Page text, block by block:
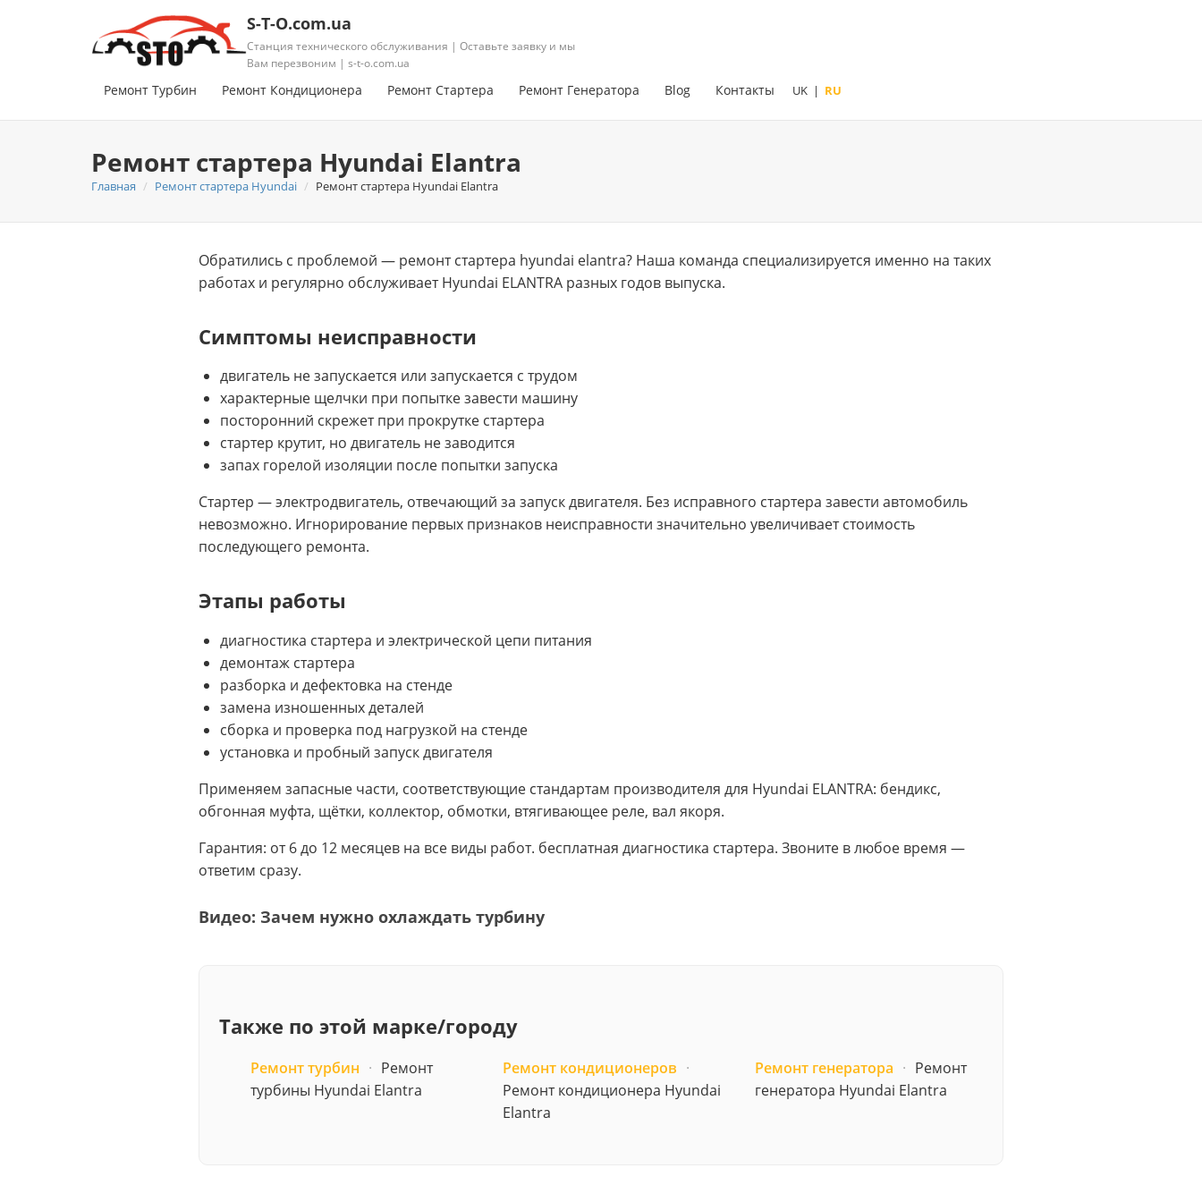
S-T-O.com.ua
Станция технического обслуживания | Оставьте заявку и мы
Вам перезвоним | s-t-o.com.ua
Ремонт Турбин Ремонт Кондиционера Ремонт Стартера Ремонт Генератора Blog Контакты UK | RU
Ремонт стартера Hyundai Elantra
Главная Ремонт стартера Hyundai Ремонт стартера Hyundai Elantra
Обратились с проблемой — ремонт стартера hyundai elantra? Нашa команда специализируется именно на таких
работах и регулярно обслуживает Hyundai ELANTRA разных годов выпуска.
Симптомы неисправности
двигатель не запускается или запускается с трудом
характерные щелчки при попытке завести машину
посторонний скрежет при прокрутке стартера
стартер крутит, но двигатель не заводится
запах горелой изоляции после попытки запуска
Стартер — электродвигатель, отвечающий за запуск двигателя. Без исправного стартера завести автомобиль
невозможно. Игнорирование первых признаков неисправности значительно увеличивает стоимость
последующего ремонта.
Этапы работы
диагностика стартера и электрической цепи питания
демонтаж стартера
разборка и дефектовка на стенде
замена изношенных деталей
сборка и проверка под нагрузкой на стенде
установка и пробный запуск двигателя
Применяем запасные части, соответствующие стандартам производителя для Hyundai ELANTRA: бендикс,
обгонная муфта, щётки, коллектор, обмотки, втягивающее реле, вал якоря.
Гарантия: от 6 до 12 месяцев на все виды работ. бесплатная диагностика стартера. Звоните в любое время —
ответим сразу.
Видео: Зачем нужно охлаждать турбину
Также по этой марке/городу
Ремонт турбин · Ремонт
турбины Hyundai Elantra
Ремонт кондиционеров ·
Ремонт кондиционера Hyundai
Elantra
Ремонт генератора · Ремонт
генератора Hyundai Elantra